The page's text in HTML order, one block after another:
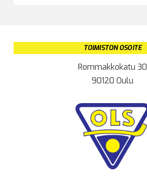
TOIMISTON OSOITE
Rommakkokatu 30
90120 Oulu